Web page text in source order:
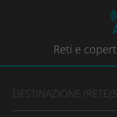
Reti e
DESTINAZIONE /RETE